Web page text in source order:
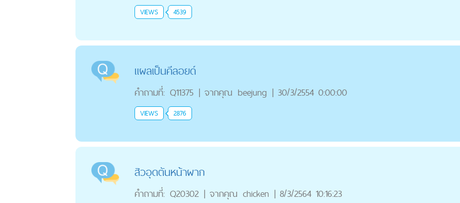
VIEWS 4539
แผลเป็นคีลอยด์
คำถามที่: Q11375 | จากคุณ beejung | 30/3/2554 0:00:00
VIEWS 2876
สิวอุดตันหน้าผาก
คำถามที่: Q20302 | จากคุณ chicken | 8/3/2564 10:16:23